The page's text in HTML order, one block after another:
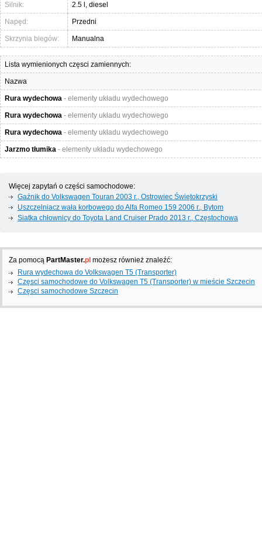
Silnik: 2.5 l, diesel
Napęd: Przedni
Skrzynia biegów: Manualna
Lista wymienionych częsci zamiennych:
Nazwa
Rura wydechowa - elementy układu wydechowego
Rura wydechowa - elementy układu wydechowego
Rura wydechowa - elementy układu wydechowego
Jarzmo tłumika - elementy układu wydechowego
Więcej zapytań o części samochodowe:
Gaźnik do Volkswagen Touran 2003 г., Ostrowiec Świętokrzyski
Uszczelniacz wała korbowego do Alfa Romeo 159 2006 г., Bytom
Siatka chłownicy do Toyota Land Cruiser Prado 2013 г., Częstochowa
Za pomocą PartMaster.pl możesz również znaleźć:
Rura wydechowa do Volkswagen T5 (Transporter)
Częsci samochodowe do Volkswagen T5 (Transporter) w mieście Szczecin
Częsci samochodowe Szczecin